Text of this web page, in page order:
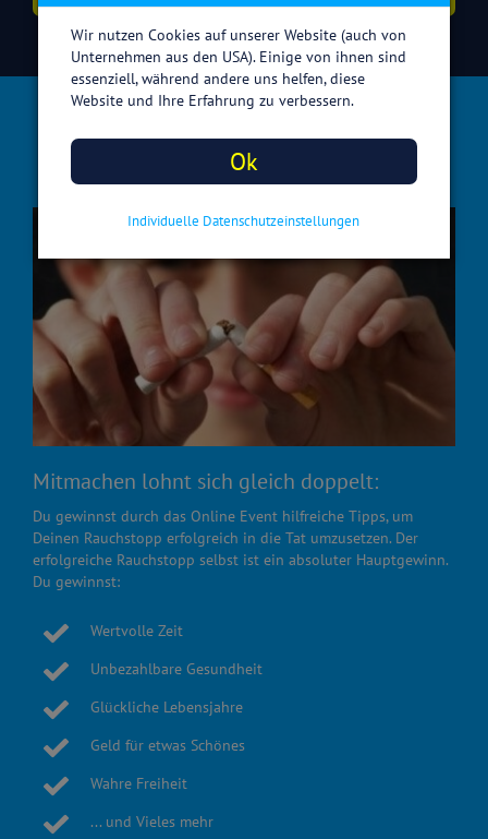
Rauchfrei werden bedeutet
gewinnen
Mitmachen lohnt sich gleich doppelt:
Du gewinnst durch das Online Event hilfreiche Tipps, um
Deinen Rauchstopp erfolgreich in die Tat umzusetzen. Der
erfolgreiche Rauchstopp selbst ist ein absoluter Hauptgewinn.
Du gewinnst:
Wertvolle Zeit
Unbezahlbare Gesundheit
Glückliche Lebensjahre
Geld für etwas Schönes
Wahre Freiheit
... und Vieles mehr
Wir nutzen Cookies auf unserer Website (auch von
Unternehmen aus den USA). Einige von ihnen sind
essenziell, während andere uns helfen, diese
Website und Ihre Erfahrung zu verbessern.
Ok
Individuelle Datenschutzeinstellungen